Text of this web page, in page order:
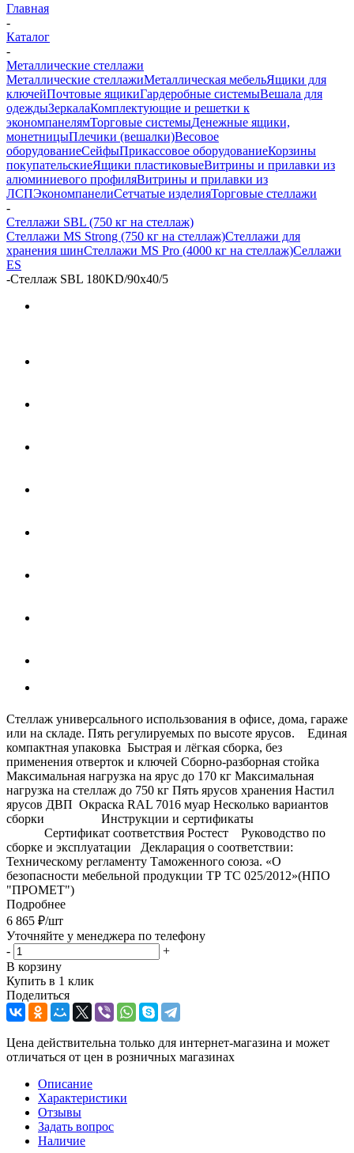
Главная
-
Каталог
-
Металлические стеллажи
Металлические стеллажиМеталлическая мебельЯщики для
ключейПочтовые ящикиГардеробные системыВешала для
одеждыЗеркалаКомплектующие и решетки к
экономпанелямТорговые системыДенежные ящики,
монетницыПлечики (вешалки)Весовое
оборудованиеСейфыПрикассовое оборудованиеКорзины
покупательскиеЯщики пластиковыеВитрины и прилавки из
алюминиевого профиляВитрины и прилавки из
ЛСПЭкономпанелиСетчатые изделияТорговые стеллажи
-
Стеллажи SBL (750 кг на стеллаж)
Стеллажи MS Strong (750 кг на стеллаж)Стеллажи для
хранения шинСтеллажи MS Pro (4000 кг на стеллаж)Селлажи
ES
-Стеллаж SBL 180KD/90x40/5
Стеллаж универсального использования в офисе, дома, гараже
или на складе. Пять регулируемых по высоте ярусов. Единая
компактная упаковка Быстрая и лёгкая сборка, без
применения отверток и ключей Сборно-разборная стойка
Максимальная нагрузка на ярус до 170 кг Максимальная
нагрузка на стеллаж до 750 кг Пять ярусов хранения Настил
ярусов ДВП Окраска RAL 7016 муар Несколько вариантов
сборки Инструкции и сертификаты
Сертификат соответствия Ростест Руководство по
сборке и эксплуатации Декларация о соответствии:
Техническому регламенту Таможенного союза. «О
безопасности мебельной продукции ТР ТС 025/2012»(НПО
"ПРОМЕТ")
Подробнее
6 865 ₽/шт
Уточняйте у менеджера по телефону
-
+
В корзину
Купить в 1 клик
Поделиться
Цена действительна только для интернет-магазина и может
отличаться от цен в розничных магазинах
Описание
Характеристики
Отзывы
Задать вопрос
Наличие